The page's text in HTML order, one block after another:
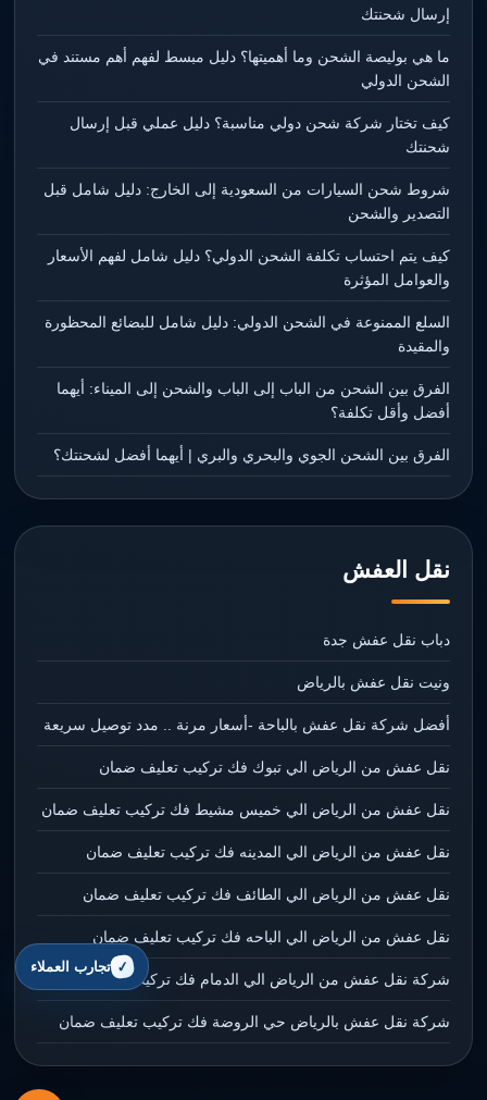
إرسال شحنتك
ما هي بوليصة الشحن وما أهميتها؟ دليل مبسط لفهم أهم مستند في
الشحن الدولي
كيف تختار شركة شحن دولي مناسبة؟ دليل عملي قبل إرسال
شحنتك
شروط شحن السيارات من السعودية إلى الخارج: دليل شامل قبل
التصدير والشحن
كيف يتم احتساب تكلفة الشحن الدولي؟ دليل شامل لفهم الأسعار
والعوامل المؤثرة
السلع الممنوعة في الشحن الدولي: دليل شامل للبضائع المحظورة
والمقيدة
الفرق بين الشحن من الباب إلى الباب والشحن إلى الميناء: أيهما
أفضل وأقل تكلفة؟
الفرق بين الشحن الجوي والبحري والبري | أيهما أفضل لشحنتك؟
نقل العفش
دباب نقل عفش جدة
ونيت نقل عفش بالرياض
أفضل شركة نقل عفش بالباحة -أسعار مرنة .. مدد توصيل سريعة
نقل عفش من الرياض الي تبوك فك تركيب تعليف ضمان
نقل عفش من الرياض الي خميس مشيط فك تركيب تعليف ضمان
نقل عفش من الرياض الي المدينه فك تركيب تعليف ضمان
نقل عفش من الرياض الي الطائف فك تركيب تعليف ضمان
نقل عفش من الرياض الي الباحه فك تركيب تعليف ضمان
شركة نقل عفش من الرياض الي الدمام فك تركيب تعليف ضمان
شركة نقل عفش بالرياض حي الروضة فك تركيب تعليف ضمان
تجارب العملاء